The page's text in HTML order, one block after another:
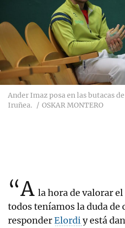
Ander Imaz posa en las butacas
Iruñea.
OSKAR MONTERO
“A la hora de valorar
todos teníamos la duda de
responderElordiy está